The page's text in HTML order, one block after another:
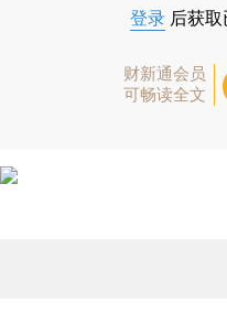
登录 后获
财新通会员
可畅读全文